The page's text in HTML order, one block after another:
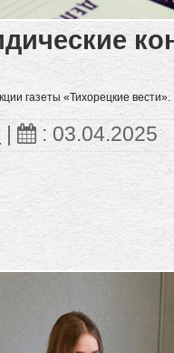
газеты «Тихорецкие вести».
: 03.04.2025